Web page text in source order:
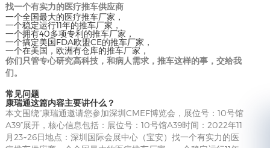
找一个有实力的医疗推车供应商
一个全国最大的医疗推车厂家，
一个稳定运行11年的推车厂家，
一个拥有40多项专利的推车厂家，
一个搞定美国FDA欧盟CE的推车厂家，
一个在美国，欧洲有仓库的推车厂家，
你们只管专心研究高科技，和病人需求，推车这样的事，交给我
们。
常见问题
康瑞通这篇内容主要讲什么？
本文围绕“康瑞通邀请您参加深圳CMEF博览会，展位号：10号馆
A39”展开，核心信息包括：展位号：10号馆A39时间：2022年11
月23~26日地点：深圳国际会展中心（宝安）找一个有实力的医